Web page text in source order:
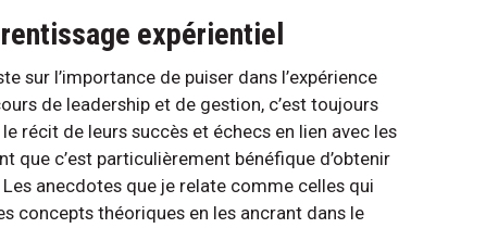
expérientiel
sur l’importance de puiser dans l’expérience
de leadership et de gestion, c’est toujours
récit de leurs succès et échecs en lien avec les
que c’est particulièrement bénéfique d’obtenir
anecdotes que je relate comme celles qui
concepts théoriques en les ancrant dans le